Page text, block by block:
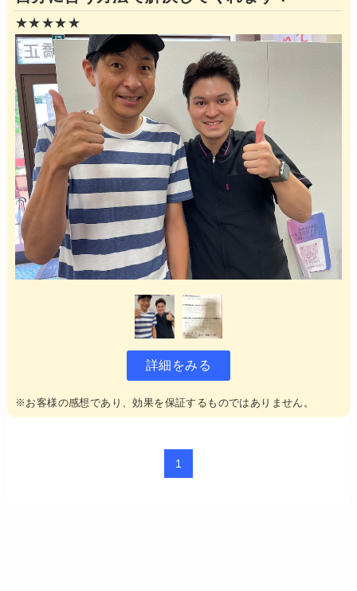
★★★★★
詳細をみる
※お客様の感想であり、効果を保証するものではありません。
1